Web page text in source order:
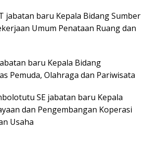
jabatan baru Kepala Bidang Sumber
Umum Penataan Ruang dan
baru Kepala Bidang
Pemuda, Olahraga dan Pariwisata
SE jabatan baru Kepala
dan Pengembangan Koperasi
Usaha